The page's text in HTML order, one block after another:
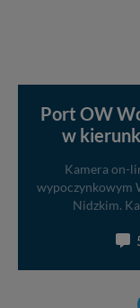
Port OW
w
Kamera on-
wypoczynkowym
Nidzkim.